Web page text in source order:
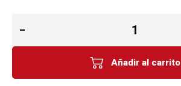
Añadir al carrito